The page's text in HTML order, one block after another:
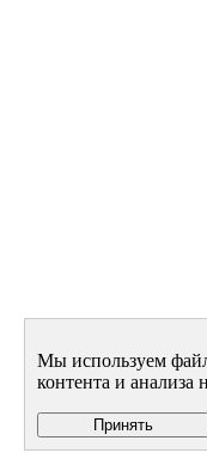
Мы используем
контента и
Принять